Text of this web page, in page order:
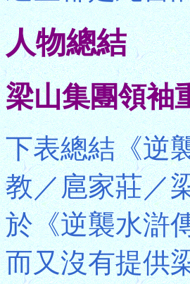
人物總結
梁山集團領袖
下表總結《逆
教／扈家莊／
於《逆襲水滸
而又沒有提供